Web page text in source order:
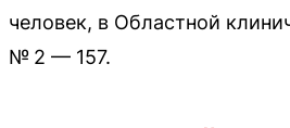
человек, в Областной
№ 2 — 157.